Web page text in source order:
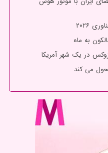
۲۰۲۶
به ماه
در یک شهر آمریکا
می کند